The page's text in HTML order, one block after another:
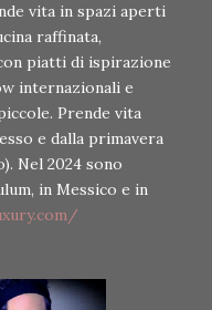
vita in spazi aperti
raffinata,
piatti di ispirazione
internazionali e
Prende vita
e dalla primavera
Nel 2024 sono
in Messico e in